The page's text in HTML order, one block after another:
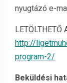
nyugtázó e-
http://
program-2/
Beküldési